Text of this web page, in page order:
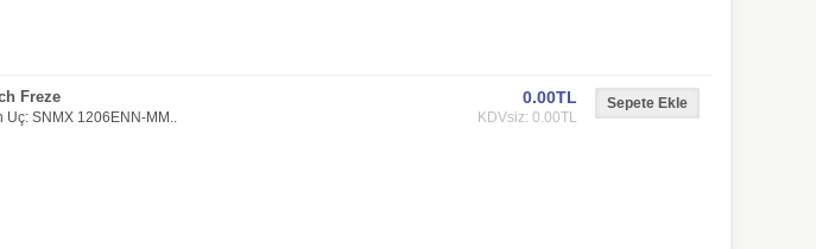
0.00TL
KDVsiz: 0.00TL
Freze
Uç: SNMX 1206ENN-MM..